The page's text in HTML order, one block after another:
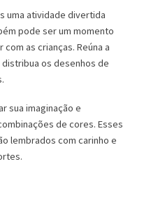
uma atividade divertida
pode ser um momento
as crianças. Reúna a
os desenhos de
sua imaginação e
de cores. Esses
lembrados com carinho e